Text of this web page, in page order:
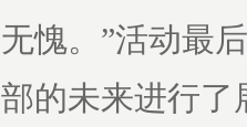
无愧。”活动最
部的未来进行了